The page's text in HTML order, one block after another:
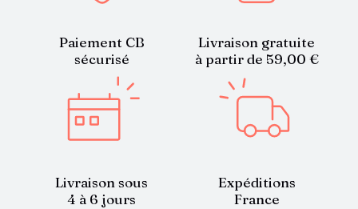
Paiement CB
sécurisé
Livraison gratuite
à partir de 59,00 €
Livraison sous
4 à 6 jours
Expéditions
France